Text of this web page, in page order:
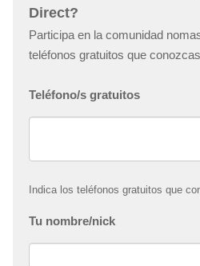
Direct?
Participa en la comunidad
teléfonos gratuitos que
Teléfono/s gratuitos
Indica los teléfonos gratuitos que
Tu nombre/nick